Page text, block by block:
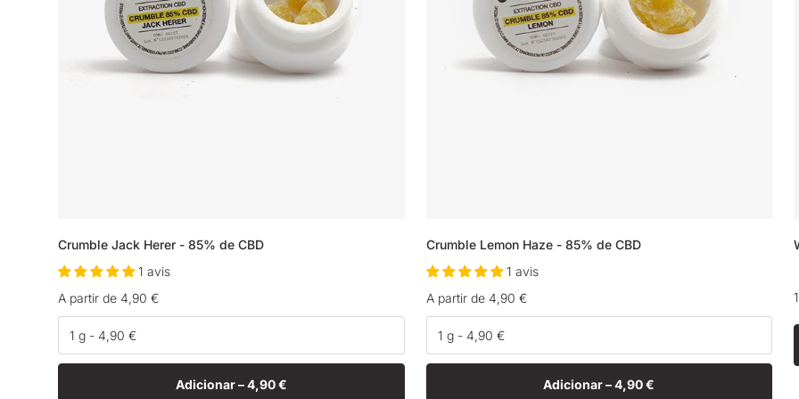
Crumble Jack Herer - 85% de CBD
1 avis
Preço
normal
A partir de 4,90 €
Adicionar –4,90 €
Crumble Lemon Haze - 85% de CBD
1 avis
Preço
normal
A partir de 4,90 €
Adicionar –4,90 €